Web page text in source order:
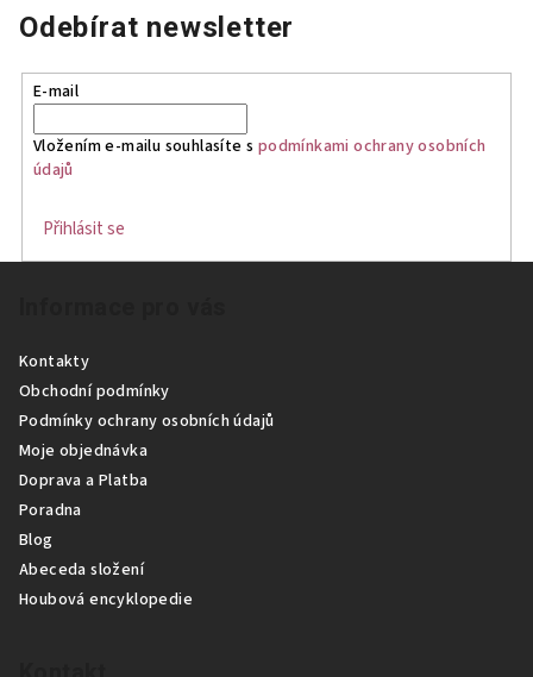
Odebírat newsletter
E-mail
Vložením e-mailu souhlasíte s podmínkami ochrany osobních
údajů
Přihlásit se
Kontakty
Obchodní podmínky
Podmínky ochrany osobních údajů
Moje objednávka
Doprava a Platba
Poradna
Blog
Abeceda složení
Houbová encyklopedie